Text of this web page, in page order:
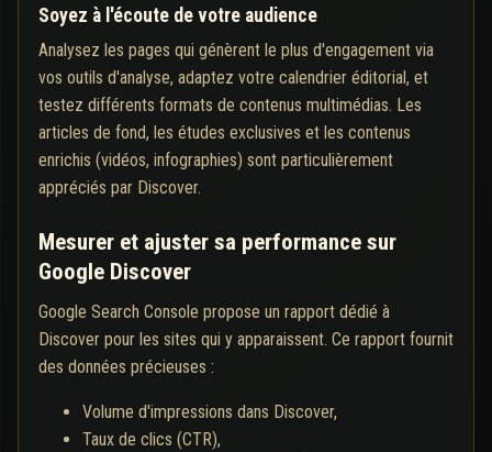
Soyez à l'écoute de votre audience
Analysez les pages qui génèrent le plus d'engagement via
vos outils d'analyse, adaptez votre calendrier éditorial, et
testez différents formats de contenus multimédias. Les
articles de fond, les études exclusives et les contenus
enrichis (vidéos, infographies) sont particulièrement
appréciés par Discover.
Mesurer et ajuster sa performance sur
Google Discover
Google Search Console propose un rapport dédié à
Discover pour les sites qui y apparaissent. Ce rapport fournit
des données précieuses :
Volume d'impressions dans Discover,
Taux de clics (CTR),